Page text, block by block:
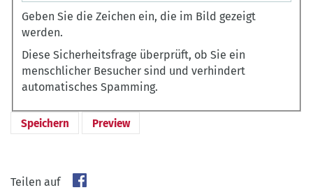
Geben Sie die Zeichen ein, die im Bild gezeigt
werden.
Diese Sicherheitsfrage überprüft, ob Sie ein
menschlicher Besucher sind und verhindert
automatisches Spamming.
Teilen auf